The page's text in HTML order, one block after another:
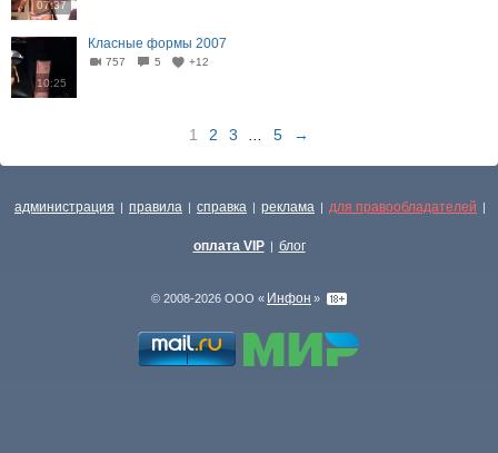
07:37
10:25
Класные формы 2007
757 5 +12
1 2 3 5 →
администрация | правила | справка | реклама | для правообладателей |
оплата VIP | блог
© 2008-2026 ООО « Инфон »